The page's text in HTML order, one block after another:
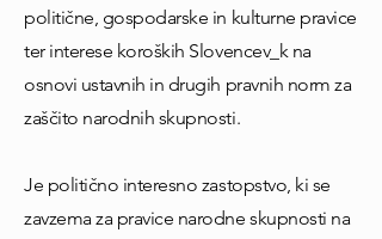
politične, gospodarske in kulturne pravice
ter interese koroških Slovencev_k na
osnovi ustavnih in drugih pravnih norm za
zaščito narodnih skupnosti.
Je politično interesno zastopstvo, ki se
zavzema za pravice narodne skupnosti na